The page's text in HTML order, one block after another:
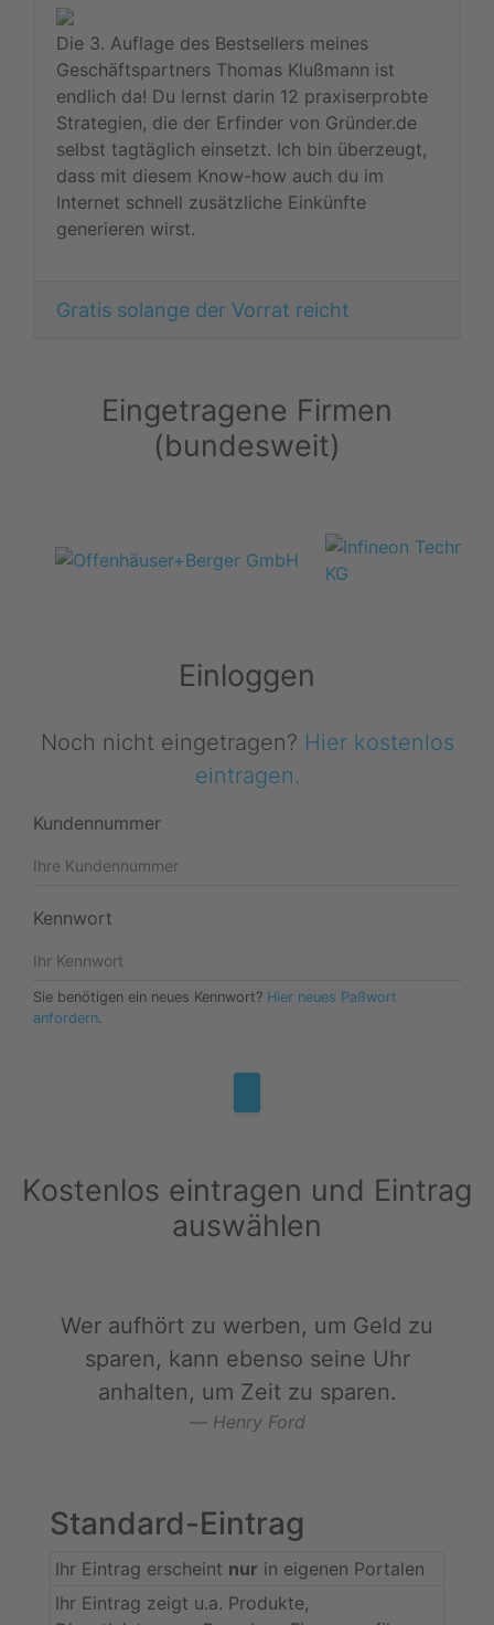
Die 3. Auflage des Bestsellers meines
Geschäftspartners Thomas Klußmann ist
endlich da! Du lernst darin 12 praxiserprobte
Strategien, die der Erfinder von Gründer.de
selbst tagtäglich einsetzt. Ich bin überzeugt,
dass mit diesem Know-how auch du im
Internet schnell zusätzliche Einkünfte
generieren wirst.
Gratis solange der Vorrat reicht
Eingetragene Firmen
(bundesweit)
Einloggen
Noch nicht eingetragen? Hier kostenlos
eintragen.
Kundennummer
Kennwort
Sie benötigen ein neues Kennwort? Hier neues Paßwort
anfordern.
Kostenlos eintragen und Eintrag
auswählen
Wer aufhört zu werben, um Geld zu
sparen, kann ebenso seine Uhr
anhalten, um Zeit zu sparen.
Henry Ford
Standard-Eintrag
Ihr Eintrag erscheint nur in eigenen Portalen
Ihr Eintrag zeigt u.a. Produkte,